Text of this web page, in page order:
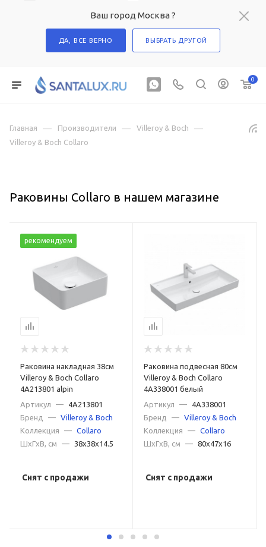
Ваш город Москва ?
ДА, ВСЕ ВЕРНО ВЫБРАТЬ ДРУГОЙ
0
Главная — Производители — Villeroy & Boch —
Villeroy & Boch Collaro
Раковины Collaro в нашем магазине
рекомендуем
Раковина накладная 38см
Villeroy & Boch Collaro
4A213801 alpin
Артикул
—
4A213801
Бренд
— Villeroy & Boch
Коллекция
— Collaro
ШxГxВ, см
— 38x38x14.5
Снят с продажи
Раковина подвесная 80см
Villeroy & Boch Collaro
4A338001 белый
Артикул
—
4A338001
Бренд
— Villeroy & Boch
Коллекция
— Collaro
ШxГxВ, см
— 80x47x16
Снят с продажи